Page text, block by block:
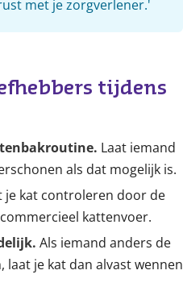
met je zorgverlener.'
tijdens
Laat iemand
als dat mogelijk is.
je kat controleren door de
kattenvoer.
Als iemand anders de
laat je kat dan alvast wennen